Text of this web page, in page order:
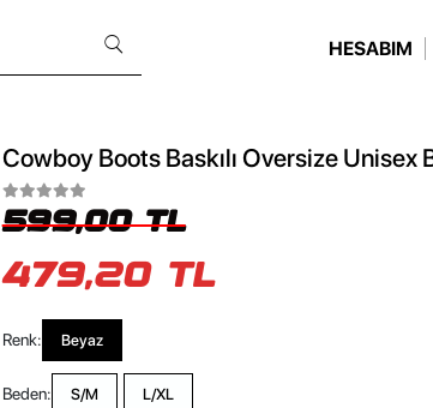
HESABIM
Cowboy Boots Baskılı Oversize Unisex
599,00 TL
479,20 TL
Renk: Beyaz
Beden: S/M L/XL